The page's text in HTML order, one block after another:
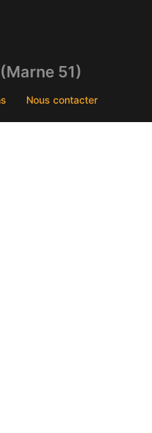
51)
Nous contacter